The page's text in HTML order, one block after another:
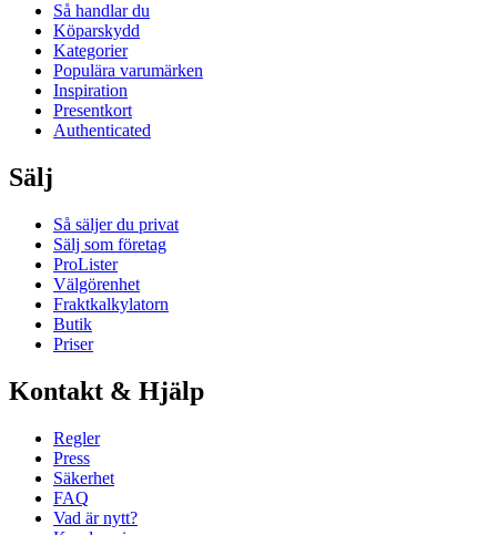
Så handlar du
Köparskydd
Kategorier
Populära varumärken
Inspiration
Presentkort
Authenticated
Sälj
Så säljer du privat
Sälj som företag
ProLister
Välgörenhet
Fraktkalkylatorn
Butik
Priser
Kontakt & Hjälp
Regler
Press
Säkerhet
FAQ
Vad är nytt?